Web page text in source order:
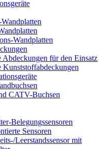
Wandplatten
Abdeckungen für den Einsatz
Kunststoffabdeckungen
CATV-Buchsen
Belegungssensoren
Sensoren
Leerstandssensor mit